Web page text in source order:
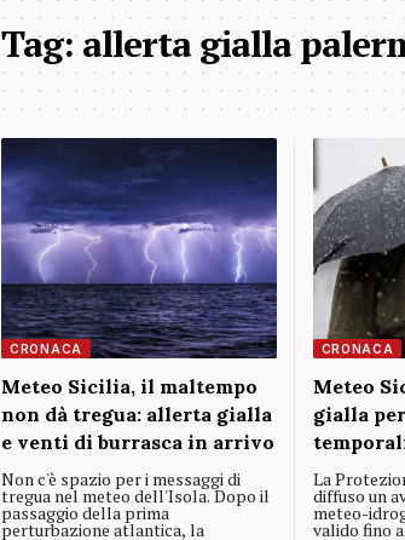
Tag:allerta gialla
CRONACA
Meteo Sicilia, il maltempo
non dà tregua: allerta gialla
e venti di burrasca in arrivo
Non c'è spazio per i messaggi di
tregua nel meteo dell'Isola. Dopo il
passaggio della prima
perturbazione atlantica, la
CRONACA
Meteo
gialla
La
diffuso un
meteo-
valido fino